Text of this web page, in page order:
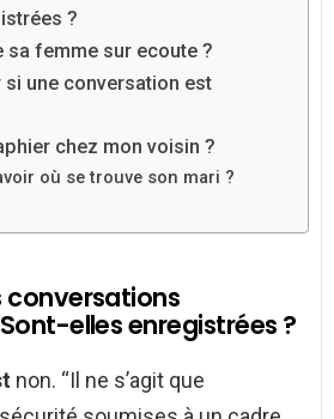
?
sa femme sur ecoute ?
si une conversation est
chez mon voisin ?
où se trouve son mari ?
conversations
elles enregistrées ?
non. “Il ne s’agit que